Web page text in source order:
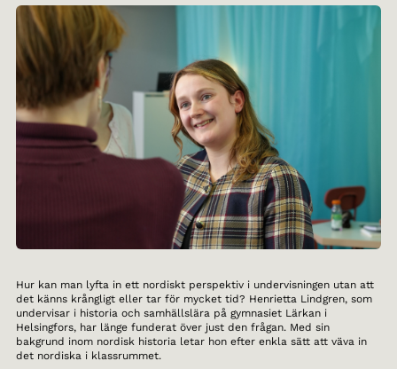
Hur kan man lyfta in ett nordiskt perspektiv i undervisningen utan att
det känns krångligt eller tar för mycket tid? Henrietta Lindgren, som
undervisar i historia och samhällslära på gymnasiet Lärkan i
Helsingfors, har länge funderat över just den frågan. Med sin
bakgrund inom nordisk historia letar hon efter enkla sätt att väva in
det nordiska i klassrummet.